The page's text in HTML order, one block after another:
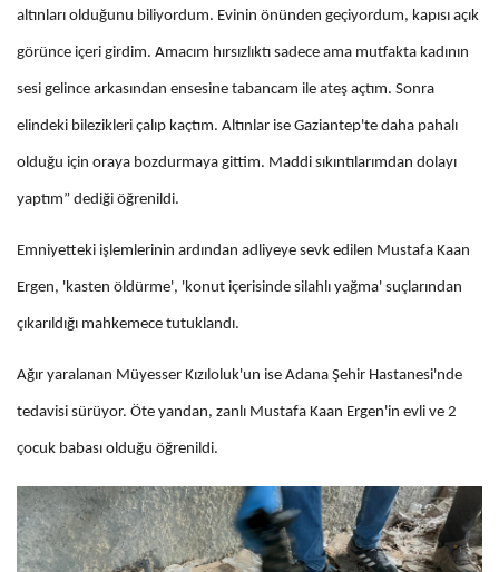
altınları olduğunu biliyordum. Evinin önünden geçiyordum, kapısı açık
görünce içeri girdim. Amacım hırsızlıktı sadece ama mutfakta kadının
sesi gelince arkasından ensesine tabancam ile ateş açtım. Sonra
elindeki bilezikleri çalıp kaçtım. Altınlar ise Gaziantep'te daha pahalı
olduğu için oraya bozdurmaya gittim. Maddi sıkıntılarımdan dolayı
yaptım” dediği öğrenildi.
Emniyetteki işlemlerinin ardından adliyeye sevk edilen Mustafa Kaan
Ergen, 'kasten öldürme', 'konut içerisinde silahlı yağma' suçlarından
çıkarıldığı mahkemece tutuklandı.
Ağır yaralanan Müyesser Kızıloluk'un ise Adana Şehir Hastanesi'nde
tedavisi sürüyor. Öte yandan, zanlı Mustafa Kaan Ergen'in evli ve 2
çocuk babası olduğu öğrenildi.